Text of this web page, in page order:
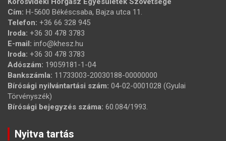
Cím: H-5600 Békéscsaba, Bajza utca 11.
Telefon: +36 66 328 945
Iroda: +36 30 478 3783
E-mail: info@khesz.hu
Iroda: +36 30 478 3783
Adószám: 19059181-1-04
Bankszámla: 11733003-20030188-00000000
Bírósági nyilvántartási szám: 04-02-0001028 (Gyulai
Törvényszék)
Bírósági bejegyzés száma: 60.084/1993.
Nyitva tartás